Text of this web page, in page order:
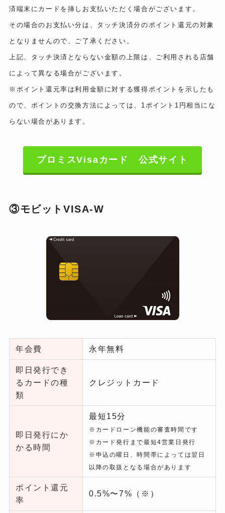
済端末にカードを挿しお支払いただく場合がございます。
その場合のお支払い分は、タッチ決済分のポイント還元の対象
となりませんので、ご了承ください。
上記、タッチ決済とならない金額の上限は、ご利用される店舗
によって異なる場合がございます。
※ポイント還元率は利用金額に対する獲得ポイントを示したも
ので、ポイントの交換方法によっては、1ポイント1円相当にな
らない場合があります。
プロミスVisaカード 公式サイト
③モビットVISA-W
年会費 永年無料
即日発行でき
るカードの種
類
クレジットカード
即日発行にか
かる時間
最短15分
※カードローン機能の審査時間です
※カード発行まで最短4営業日発行
※申込の曜日、時間帯によっては翌日
以降の取扱となる場合があります
ポイント還元
率
0.5%〜7% （※）